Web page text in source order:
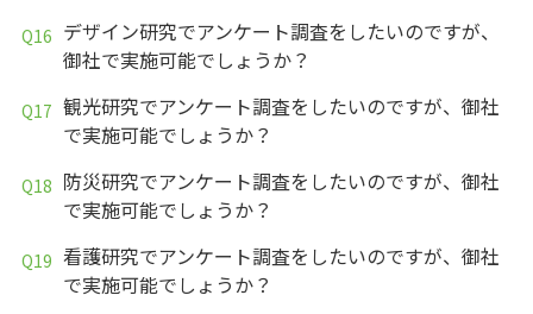
デザイン研究でアンケート調査をしたいのですが、
御社で実施可能でしょうか？
観光研究でアンケート調査をしたいのですが、御社
で実施可能でしょうか？
防災研究でアンケート調査をしたいのですが、御社
で実施可能でしょうか？
看護研究でアンケート調査をしたいのですが、御社
で実施可能でしょうか？